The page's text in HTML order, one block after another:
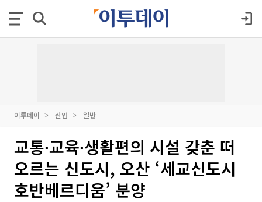
이투데이 산업 일반
교통∙교육∙생활편의 시설 갖춘 떠
오르는 신도시, 오산 ‘세교신도시
호반베르디움’ 분양